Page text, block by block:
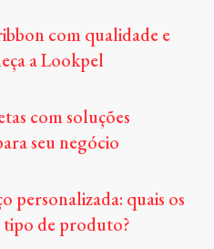
com qualidade e
a Lookpel
com soluções
seu negócio
personalizada: quais os
tipo de produto?